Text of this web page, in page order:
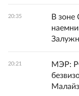
20:35
В зоне
20:21
МЭР: